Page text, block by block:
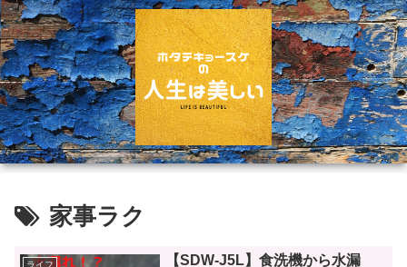
家事ラク
ライフ
【SDW-J5L】食洗機から水漏